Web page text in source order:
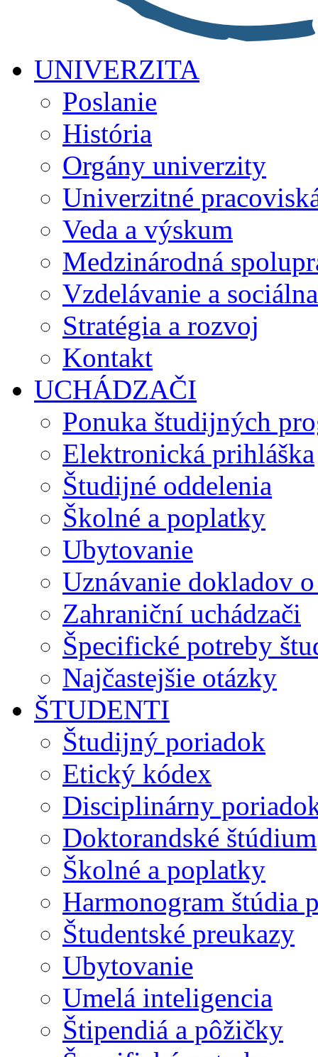
UNIVERZITA
Poslanie
História
Orgány univerzity
Univerzitné
Veda a výskum
Medzinárodná
Vzdelávanie a
Stratégia a rozvoj
Kontakt
UCHÁDZAČI
Ponuka študijných
Elektronická prihláška
Študijné oddelenia
Školné a poplatky
Ubytovanie
Uznávanie dokladov
Zahraniční uchádzači
Špecifické potreby
Najčastejšie otázky
ŠTUDENTI
Študijný poriadok
Etický kódex
Disciplinárny
Doktorandské štúdium
Školné a poplatky
Harmonogram štúdia
Študentské preukazy
Ubytovanie
Umelá inteligencia
Štipendiá a pôžičky